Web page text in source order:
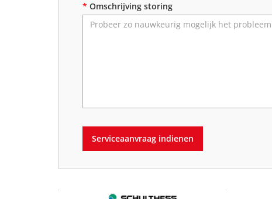
* Omschrijving storing
Serviceaanvraag indienen